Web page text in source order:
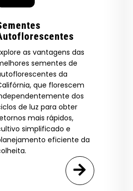
as vantagens das
sementes de
da
que florescem
dos
de luz para obter
mais rápidos,
simplificado e
eficiente da
Are You Aged
The content and products of
those of legal age.
Please
age_gapI accept cookie
By clicking AGREE &
Our Full
seed catalog. Plus, get 10% off
be the first to know about new
exclusive offers, and more.
by Entering You Are Confirming You're 21+